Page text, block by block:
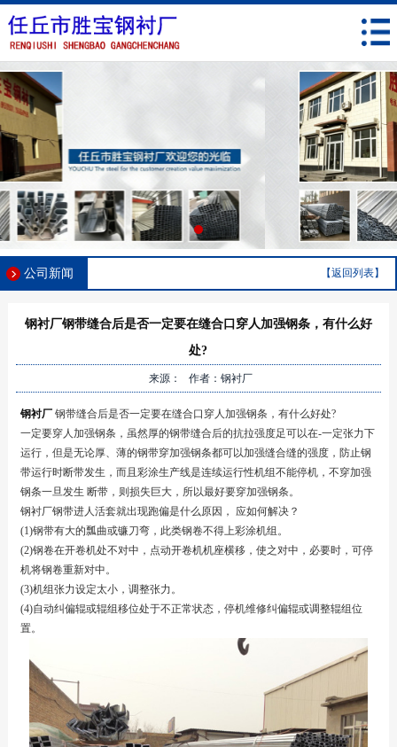
公司新闻 【返回列表】
钢衬厂钢带缝合后是否一定要在缝合口穿人加强钢条，有什么好
处?
来源： 作者：钢衬厂
钢衬厂 钢带缝合后是否一定要在缝合口穿人加强钢条，有什么好处?
一定要穿人加强钢条，虽然厚的钢带缝合后的抗拉强度足可以在-一定张力下
运行，但是无论厚、薄的钢带穿加强钢条都可以加强缝合缝的强度，防止钢
带运行时断带发生，而且彩涂生产线是连续运行性机组不能停机，不穿加强
钢条一旦发生 断带，则损失巨大，所以最好要穿加强钢条。
钢衬厂钢带进人活套就出现跑偏是什么原因， 应如何解决？
(1)钢带有大的瓢曲或镰刀弯，此类钢卷不得上彩涂机组。
(2)钢卷在开卷机处不对中，点动开卷机机座横移，使之对中，必要时，可停
机将钢卷重新对中。
(3)机组张力设定太小，调整张力。
(4)自动纠偏辊或辊组移位处于不正常状态，停机维修纠偏辊或调整辊组位
置。